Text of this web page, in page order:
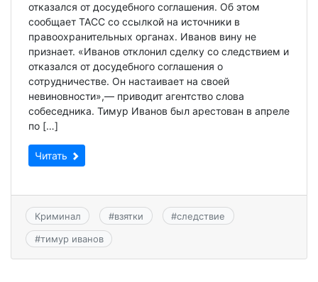
отказался от досудебного соглашения. Об этом
сообщает ТАСС со ссылкой на источники в
правоохранительных органах. Иванов вину не
признает. «Иванов отклонил сделку со следствием и
отказался от досудебного соглашения о
сотрудничестве. Он настаивает на своей
невиновности»,— приводит агентство слова
собеседника. Тимур Иванов был арестован в апреле
по […]
Читать
Криминал #взятки #следствие
#тимур иванов